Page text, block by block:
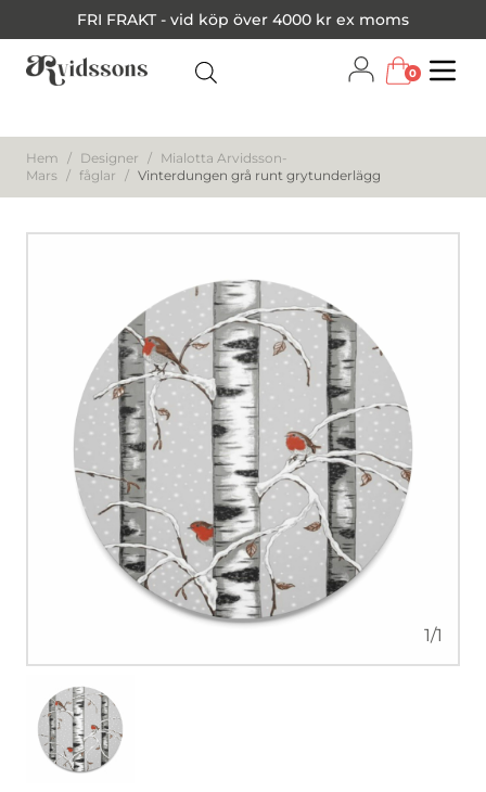
FRI FRAKT - vid köp över 4000 kr ex moms
0
Hem / Designer / Mialotta Arvidsson-
Mars / fåglar / Vinterdungen grå runt grytunderlägg
1/1